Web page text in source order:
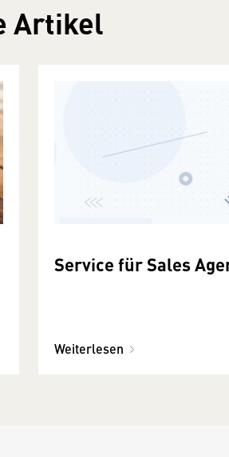
Artikel
Service für Sales
Weiterlesen